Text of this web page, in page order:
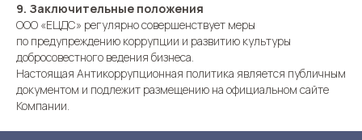
9. Заключительные положения
ООО «ЕЦДС» регулярно совершенствует меры
по предупреждению коррупции и развитию культуры
добросовестного ведения бизнеса.
Настоящая Антикоррупционная политика является публичным
документом и подлежит размещению на официальном сайте
Компании.